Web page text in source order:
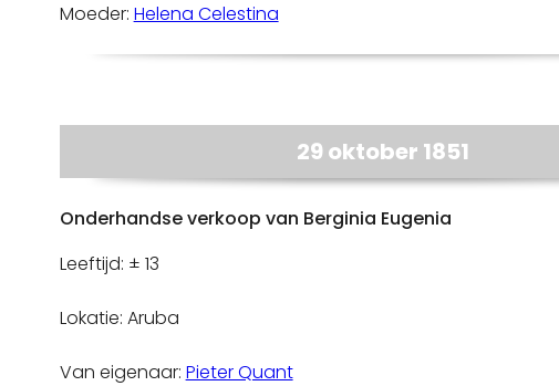
Moeder: Helena Celestina
29 oktober 1851
Onderhandse verkoop van Berginia Eugenia
Leeftijd: ± 13
Lokatie: Aruba
Van eigenaar: Pieter Quant